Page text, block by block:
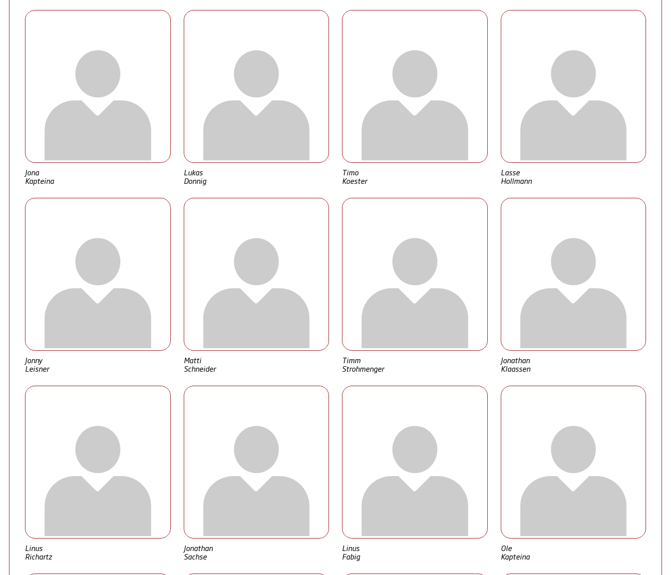
Jona
Kapteina
Lukas
Donnig
Timo
Koester
Lasse
Hollmann
Jonny
Leisner
Matti
Schneider
Timm
Strohmenger
Jonathan
Klaassen
Linus
Richartz
Jonathan
Sachse
Linus
Fabig
Ole
Kapteina